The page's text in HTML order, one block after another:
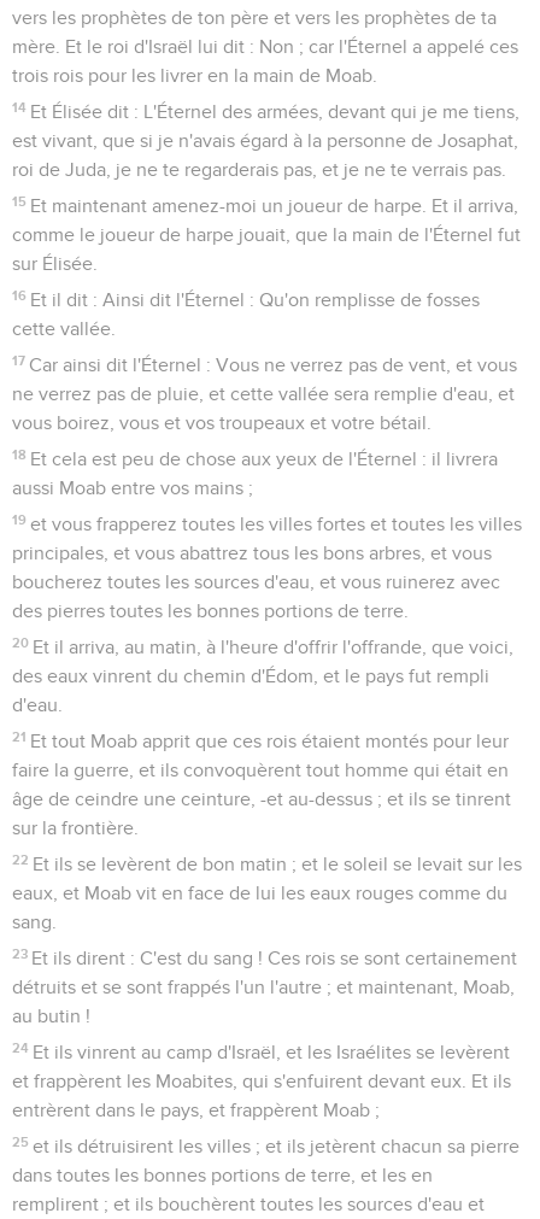
vers les prophètes de ton père et vers les prophètes de ta
mère. Et le roi d'Israël lui dit : Non ; car l'Éternel a appelé ces
trois rois pour les livrer en la main de Moab.
14 Et Élisée dit : L'Éternel des armées, devant qui je me tiens,
est vivant, que si je n'avais égard à la personne de Josaphat,
roi de Juda, je ne te regarderais pas, et je ne te verrais pas.
15 Et maintenant amenez-moi un joueur de harpe. Et il arriva,
comme le joueur de harpe jouait, que la main de l'Éternel fut
sur Élisée.
16 Et il dit : Ainsi dit l'Éternel : Qu'on remplisse de fosses
cette vallée.
17 Car ainsi dit l'Éternel : Vous ne verrez pas de vent, et vous
ne verrez pas de pluie, et cette vallée sera remplie d'eau, et
vous boirez, vous et vos troupeaux et votre bétail.
18 Et cela est peu de chose aux yeux de l'Éternel : il livrera
aussi Moab entre vos mains ;
19 et vous frapperez toutes les villes fortes et toutes les villes
principales, et vous abattrez tous les bons arbres, et vous
boucherez toutes les sources d'eau, et vous ruinerez avec
des pierres toutes les bonnes portions de terre.
20 Et il arriva, au matin, à l'heure d'offrir l'offrande, que voici,
des eaux vinrent du chemin d'Édom, et le pays fut rempli
d'eau.
21 Et tout Moab apprit que ces rois étaient montés pour leur
faire la guerre, et ils convoquèrent tout homme qui était en
âge de ceindre une ceinture, -et au-dessus ; et ils se tinrent
sur la frontière.
22 Et ils se levèrent de bon matin ; et le soleil se levait sur les
eaux, et Moab vit en face de lui les eaux rouges comme du
sang.
23 Et ils dirent : C'est du sang ! Ces rois se sont certainement
détruits et se sont frappés l'un l'autre ; et maintenant, Moab,
au butin !
24 Et ils vinrent au camp d'Israël, et les Israélites se levèrent
et frappèrent les Moabites, qui s'enfuirent devant eux. Et ils
entrèrent dans le pays, et frappèrent Moab ;
25 et ils détruisirent les villes ; et ils jetèrent chacun sa pierre
dans toutes les bonnes portions de terre, et les en
remplirent ; et ils bouchèrent toutes les sources d'eau et